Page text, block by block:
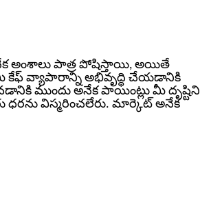
అంశాలు పాత్ర పోషిస్తాయి, అయితే
కేఫ్ వ్యాపారాన్ని అభివృద్ధి చేయడానికి
ముందు అనేక పాయింట్లు మీ దృష్టిని
విస్మరించలేరు. మార్కెట్ అనేక